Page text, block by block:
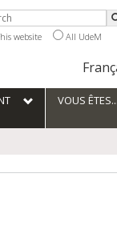
Choix
la
langue
website All UdeM
VOUS ÊTES...